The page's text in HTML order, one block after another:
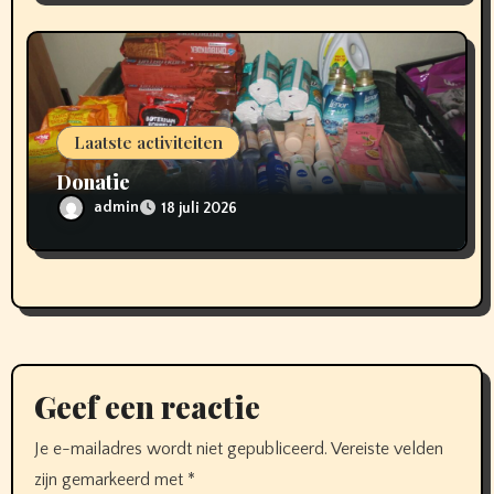
Laatste activiteiten
Donatie
admin 18 juli 2026
Geef een reactie
Je e-mailadres wordt niet gepubliceerd. Vereiste velden
zijn gemarkeerd met *